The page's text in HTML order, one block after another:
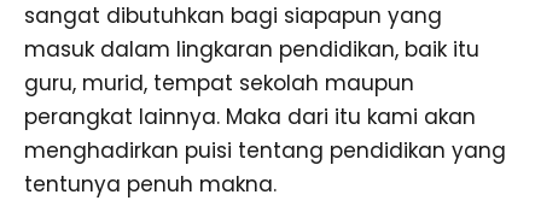
sangat dibutuhkan bagi siapapun yang
masuk dalam lingkaran pendidikan, baik itu
guru, murid, tempat sekolah maupun
perangkat lainnya. Maka dari itu kami akan
menghadirkan puisi tentang pendidikan yang
tentunya penuh makna.